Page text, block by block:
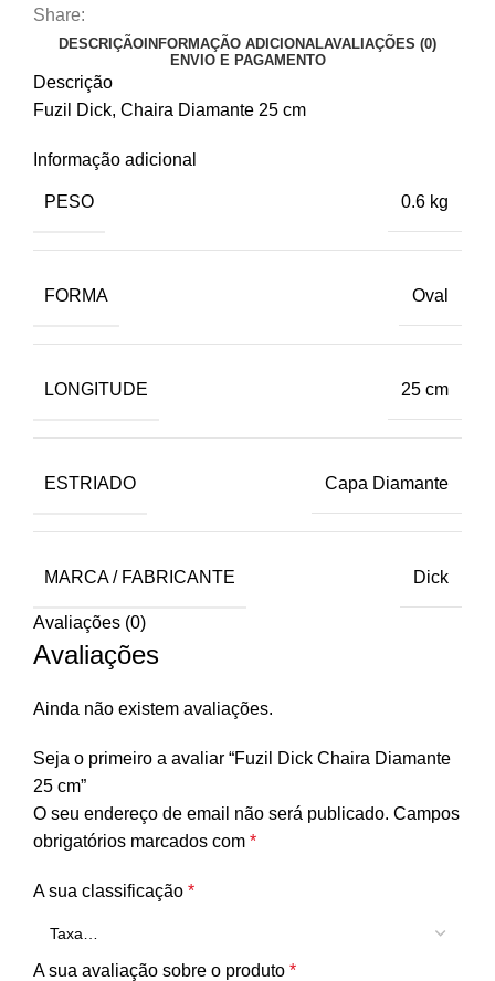
Share:
DESCRIÇÃOINFORMAÇÃO ADICIONALAVALIAÇÕES (0)
ENVIO E PAGAMENTO
Descrição
Fuzil Dick, Chaira Diamante 25 cm
Informação adicional
PESO 0.6 kg
FORMA Oval
LONGITUDE 25 cm
ESTRIADO Capa Diamante
MARCA / FABRICANTE Dick
Avaliações (0)
Avaliações
Ainda não existem avaliações.
Seja o primeiro a avaliar “Fuzil Dick Chaira Diamante
25 cm”
O seu endereço de email não será publicado. Campos
obrigatórios marcados com *
A sua classificação *
A sua avaliação sobre o produto *